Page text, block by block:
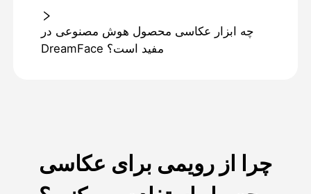
چه ابزار عکاسی محصول هوش مصنوعی در
DreamFace مفید است؟
چرا از رویمی برای عکاسی